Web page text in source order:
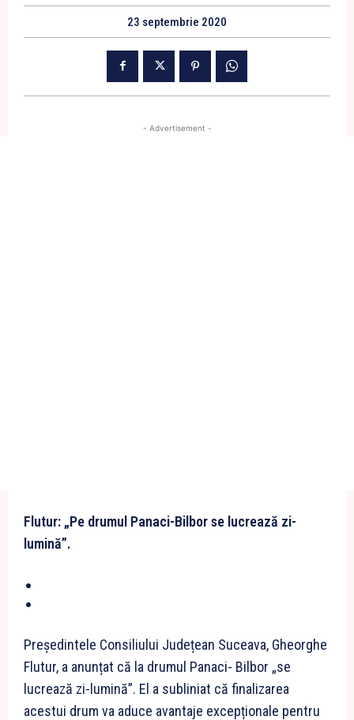
23 septembrie 2020
- Advertisement -
Flutur: „Pe drumul Panaci-Bilbor se lucrează zi-
lumină”.
Președintele Consiliului Județean Suceava, Gheorghe
Flutur, a anunțat că la drumul Panaci- Bilbor „se
lucrează zi-lumină”. El a subliniat că finalizarea
acestui drum va aduce avantaje excepționale pentru